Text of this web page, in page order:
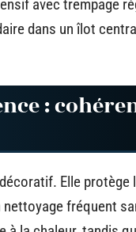
avec trempage
dans un îlot
:
Elle
fréquent